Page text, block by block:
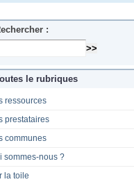
:
le rubriques
ressources
prestataires
communes
sommes-nous ?
la toile